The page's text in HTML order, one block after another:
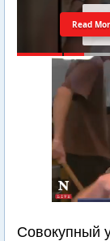
Read
Совокупный